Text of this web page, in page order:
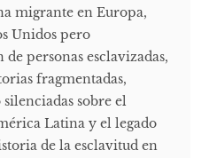
migrante en Europa,
Unidos pero
personas esclavizadas,
fragmentadas,
sobre el
Latina y el legado
de la esclavitud en